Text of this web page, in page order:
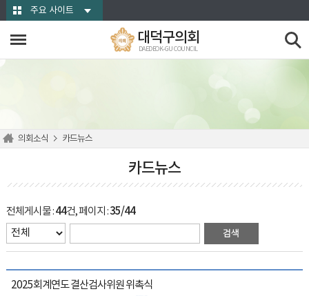
본문바로가기주요 사이트
대덕구의회
DAEDEOK-GU COUNCIL
의회소식 카드뉴스
카드뉴스
전체게시물 :44건, 페이지 :35/44
2025회계연도 결산검사위원 위촉식